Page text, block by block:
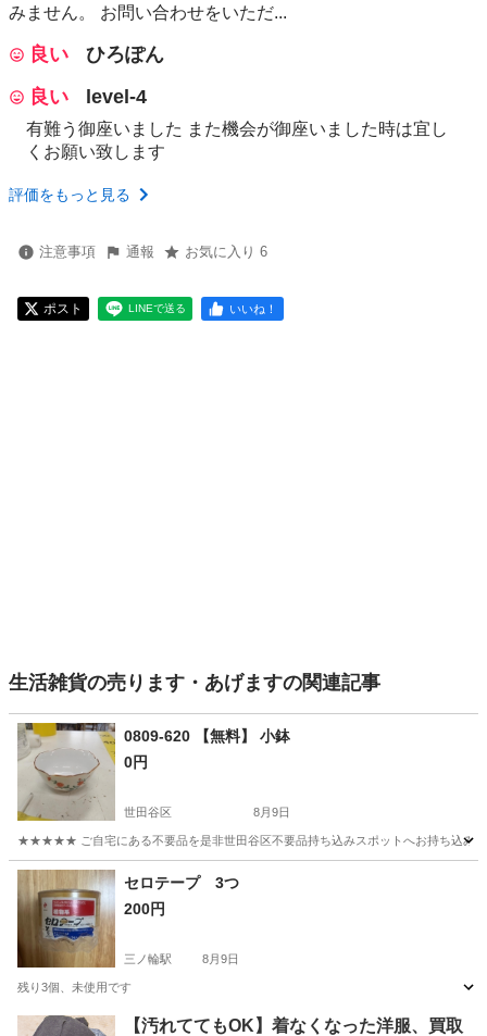
みません。 お問い合わせをいただ...
良い
ひろぽん
良い
level-4
有難う御座いました また機会が御座いました時は宜し
くお願い致します
評価をもっと見る
注意事項 通報 お気に入り 6
ポスト LINEで送る いいね！
生活雑貨の売ります・あげますの関連記事
0809-620 【無料】 小鉢
0円
世田谷区 8月9日
★★★★★ ご自宅にある不要品を是非世田谷区不要品持ち込みスポットへお持ち込みし
東京 世田谷区 小鉢
セロテープ 3つ
200円
三ノ輪駅 8月9日
残り3個、未使用です
東京 台東区 三ノ輪駅 その他
【汚れててもOK】着なくなった洋服、買取